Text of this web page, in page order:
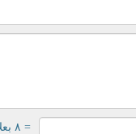
= ۸ بعلاوه ۲